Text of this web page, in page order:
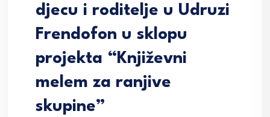
djecu i roditelje u Udruzi
Frendofon u sklopu
projekta “Književni
melem za ranjive
skupine”